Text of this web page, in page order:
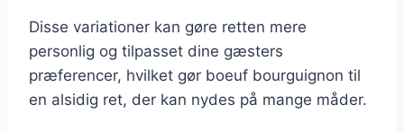
Disse variationer kan gøre retten mere
personlig og tilpasset dine gæsters
præferencer, hvilket gør boeuf bourguignon til
en alsidig ret, der kan nydes på mange måder.